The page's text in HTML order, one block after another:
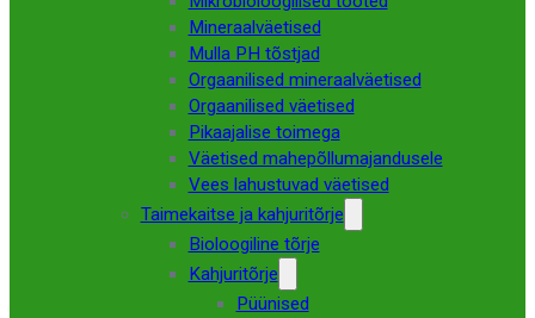
Mineraalväetised
Mulla PH tõstjad
Orgaanilised mineraalväetised
Orgaanilised väetised
Pikaajalise toimega
Väetised mahepõllumajandusele
Vees lahustuvad väetised
Taimekaitse ja kahjuritõrje
Bioloogiline tõrje
Kahjuritõrje
Püünised